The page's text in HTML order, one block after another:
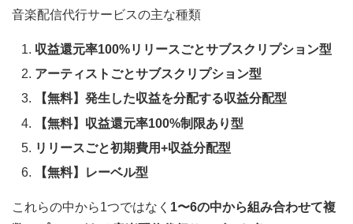
音楽配信代行サービスの主な種類
収益還元率100%リリースごとサブスクリプション型
アーティストごとサブスクリプション型
【無料】発生した収益を分配する収益分配型
【無料】収益還元率100%制限あり型
リリースごと初期費用+収益分配型
【無料】レーベル型
これらの中から1つではなく 1〜6の中から組み合わせて複